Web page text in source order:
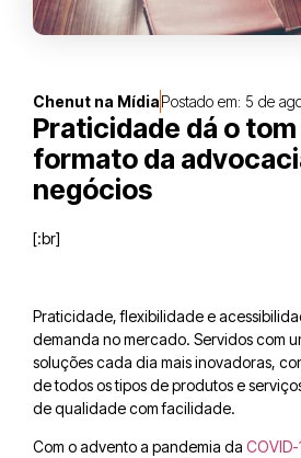
Chenut na MídiaPostado em: 5 de
Praticidade dá o
formato da
negócios
[:br]
Praticidade, flexibilidade e
demanda no mercado. Servidos com
soluções cada dia mais inovadoras,
de todos os tipos de produtos e
de qualidade com facilidade.
Com o advento a pandemia da COVID-